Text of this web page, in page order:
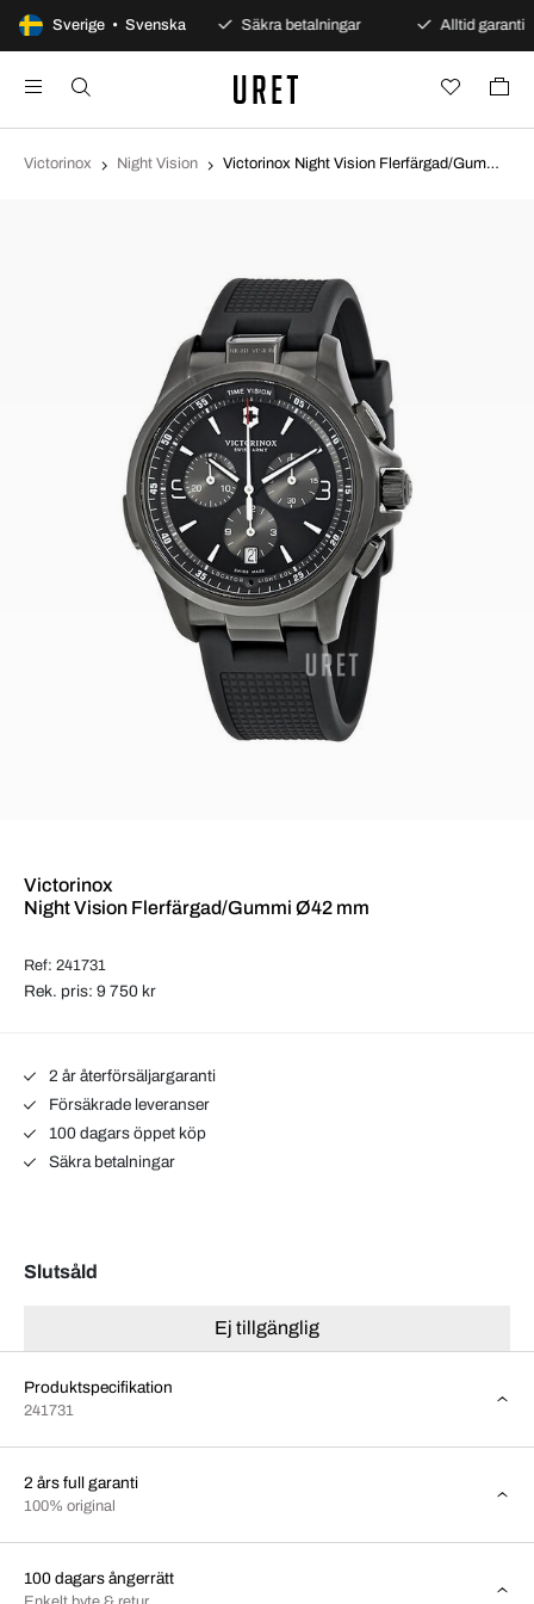
Sverige • Svenska
100 dagars öppet köp Säkra betalningar Alltid garanti
Victorinox Night Vision Victorinox Night Vision Flerfärgad/Gummi Ø42 mm 241731
Victorinox
Night Vision Flerfärgad/Gummi Ø42 mm
Ref: 241731
Rek. pris: 9 750 kr
2 år återförsäljargaranti
Försäkrade leveranser
100 dagars öppet köp
Säkra betalningar
Slutsåld
Ej tillgänglig
Produktspecifikation
241731
2 års full garanti
100% original
100 dagars ångerrätt